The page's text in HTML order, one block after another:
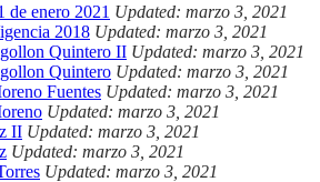
de enero 2021 Updated: marzo 3, 2021
2018 Updated: marzo 3, 2021
Quintero II Updated: marzo 3, 2021
Quintero Updated: marzo 3, 2021
Fuentes Updated: marzo 3, 2021
Updated: marzo 3, 2021
II Updated: marzo 3, 2021
Updated: marzo 3, 2021
Updated: marzo 3, 2021